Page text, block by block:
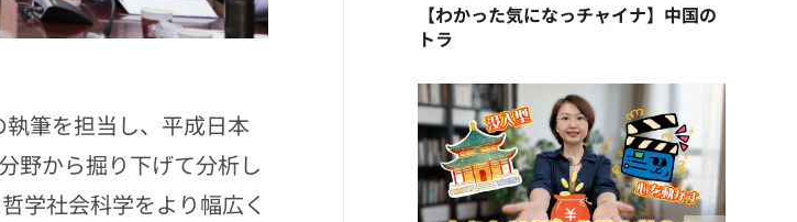
筆を担当し、平成日本
野から掘り下げて分析し
学社会科学をより幅広く
【わかった気になっチャイナ】中国の
トラ